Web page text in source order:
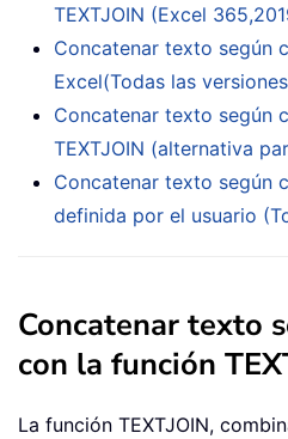
TEXTJOIN (Excel
Concatenar texto según
Excel(Todas las
Concatenar texto según
TEXTJOIN (alternativa
Concatenar texto según
definida por el usuario
Concatenar texto
con la función
La función TEXTJOIN,